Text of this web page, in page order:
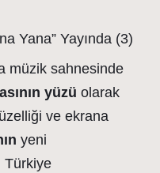
müzik sahnesinde
yüzü olarak
ve ekrana
yeni
Türkiye